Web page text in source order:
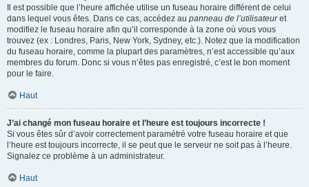
Il est possible que l’heure affichée utilise un fuseau horaire différent de celui
dans lequel vous êtes. Dans ce cas, accédez au panneau de l’utilisateuret
modifiez le fuseau horaire afin qu’il corresponde à la zone où vous vous
trouvez (ex : Londres, Paris, New York, Sydney, etc.). Notez que la modification
du fuseau horaire, comme la plupart des paramètres, n’est accessible qu’aux
membres du forum. Donc si vous n’êtes pas enregistré, c’est le bon moment
pour le faire.
Haut
J’ai changé mon fuseau horaire et l’heure est toujours incorrecte !
Si vous êtes sûr d’avoir correctement paramétré votre fuseau horaire et que
l’heure est toujours incorrecte, il se peut que le serveur ne soit pas à l’heure.
Signalez ce problème à un administrateur.
Haut